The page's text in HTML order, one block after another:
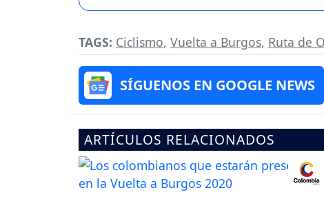
TAGS: Ciclismo, Vuelta a Burgos, Ruta de
SÍGUENOS EN GOOGLE NEWS
ARTÍCULOS RELACIONADOS